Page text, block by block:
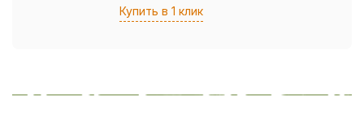
Купить в 1 клик